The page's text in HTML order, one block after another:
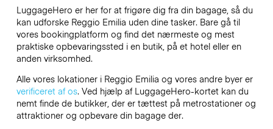
LuggageHero er her for at frigøre dig fra din bagage, så du
kan udforske Reggio Emilia uden dine tasker. Bare gå til
vores bookingplatform og find det nærmeste og mest
praktiske opbevaringssted i en butik, på et hotel eller en
anden virksomhed.
Alle vores lokationer i Reggio Emilia og vores andre byer er
verificeret af os. Ved hjælp af LuggageHero-kortet kan du
nemt finde de butikker, der er tættest på metrostationer og
attraktioner og opbevare din bagage der.